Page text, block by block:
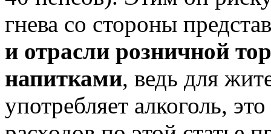
гнева со стороны
и отрасли розничной
напитками, ведь для
употребляет алкоголь,